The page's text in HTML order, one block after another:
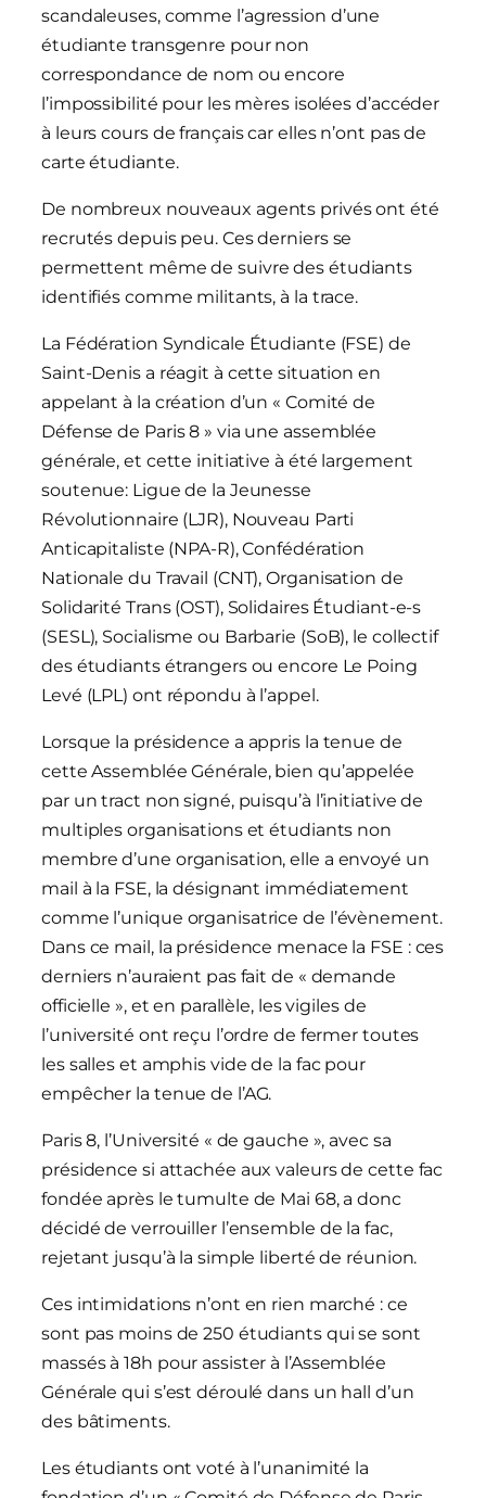
scandaleuses, comme l’agression d’une
étudiante transgenre pour non
correspondance de nom ou encore
l’impossibilité pour les mères isolées d’accéder
à leurs cours de français car elles n’ont pas de
carte étudiante.
De nombreux nouveaux agents privés ont été
recrutés depuis peu. Ces derniers se
permettent même de suivre des étudiants
identifiés comme militants, à la trace.
La Fédération Syndicale Étudiante (FSE) de
Saint-Denis a réagit à cette situation en
appelant à la création d’un « Comité de
Défense de Paris 8 » via une assemblée
générale, et cette initiative à été largement
soutenue: Ligue de la Jeunesse
Révolutionnaire (LJR), Nouveau Parti
Anticapitaliste (NPA-R), Confédération
Nationale du Travail (CNT), Organisation de
Solidarité Trans (OST), Solidaires Étudiant-e-s
(SESL), Socialisme ou Barbarie (SoB), le collectif
des étudiants étrangers ou encore Le Poing
Levé (LPL) ont répondu à l’appel.
Lorsque la présidence a appris la tenue de
cette Assemblée Générale, bien qu’appelée
par un tract non signé, puisqu’à l’initiative de
multiples organisations et étudiants non
membre d’une organisation, elle a envoyé un
mail à la FSE, la désignant immédiatement
comme l’unique organisatrice de l’évènement.
Dans ce mail, la présidence menace la FSE : ces
derniers n’auraient pas fait de « demande
officielle », et en parallèle, les vigiles de
l’université ont reçu l’ordre de fermer toutes
les salles et amphis vide de la fac pour
empêcher la tenue de l’AG.
Paris 8, l’Université « de gauche », avec sa
présidence si attachée aux valeurs de cette fac
fondée après le tumulte de Mai 68, a donc
décidé de verrouiller l’ensemble de la fac,
rejetant jusqu’à la simple liberté de réunion.
Ces intimidations n’ont en rien marché : ce
sont pas moins de 250 étudiants qui se sont
massés à 18h pour assister à l’Assemblée
Générale qui s’est déroulé dans un hall d’un
des bâtiments.
Les étudiants ont voté à l’unanimité la